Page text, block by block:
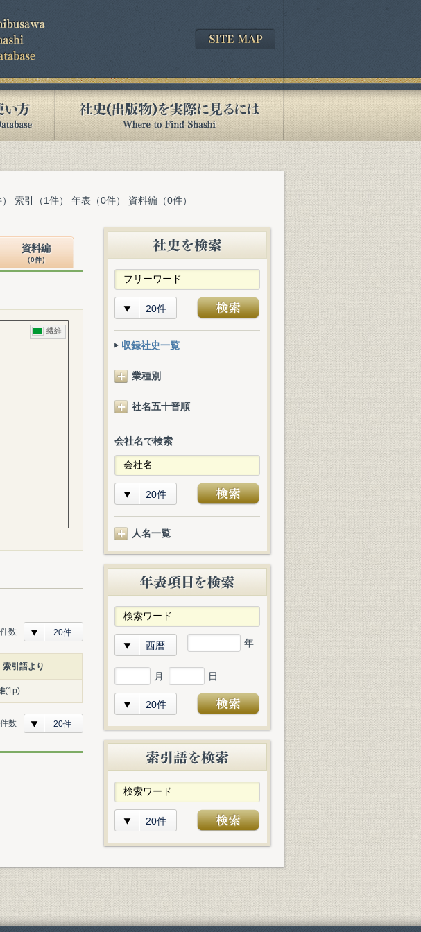
索引（1件） 年表（0件） 資料編（0件）
資料編
（0件）
数 20件
索引語より
(1p)
数 20件
20件
収録社史一覧
業種別
社名五十音順
会社名で検索
20件
人名一覧
西暦 年
月 日
20件
20件